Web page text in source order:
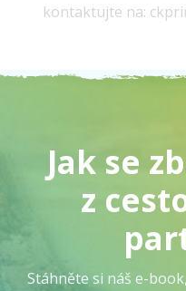
kontaktujte na:
Jak se
z
Stáhněte si náš e-